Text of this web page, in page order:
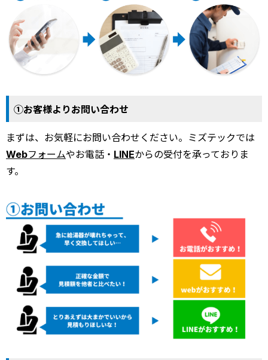
①お客様よりお問い合わせ
まずは、お気軽にお問い合わせください。ミズテックでは
Webフォームやお電話・ LINEからの受付を承っておりま
す。